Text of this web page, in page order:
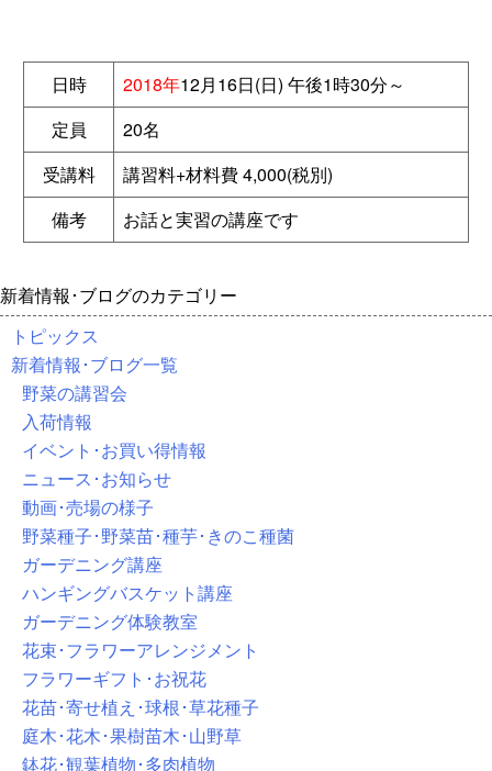
日時 2018年12月16日(日) 午後1時30分～
定員
20名
受講料
講習料+材料費 4,000(税別)
備考
お話と実習の講座です
新着情報･ブログのカテゴリー
トピックス
新着情報･ブログ一覧
野菜の講習会
入荷情報
イベント･お買い得情報
ニュース･お知らせ
動画･売場の様子
野菜種子･野菜苗･種芋･きのこ種菌
ガーデニング講座
ハンギングバスケット講座
ガーデニング体験教室
花束･フラワーアレンジメント
フラワーギフト･お祝花
花苗･寄せ植え･球根･草花種子
庭木･花木･果樹苗木･山野草
鉢花･観葉植物･多肉植物